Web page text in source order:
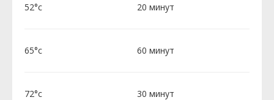
52°c 20 минут
65°c 60 минут
72°c 30 минут